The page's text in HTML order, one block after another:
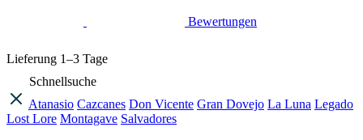
Bewertungen
Lieferung 1–3 Tage
Schnellsuche
Atanasio Cazcanes Don Vicente Gran Dovejo La Luna Legado
Lost Lore Montagave Salvadores